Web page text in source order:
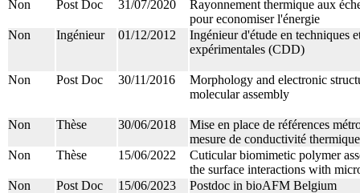
Non
Post Doc 31/07/2020
Rayonnement thermique aux
pour economiser l'énergie
Non
Ingénieur 01/12/2012
Ingénieur d'étude en techniques
expérimentales (CDD)
Non Post Doc 30/11/2016
Morphology and electronic
molecular assembly
Non Thèse 30/06/2018
Mise en place de références
mesure de conductivité
Non
Thèse 15/06/2022
Cuticular biomimetic polymer
the surface interactions with
Non
Post Doc 15/06/2023 Postdoc in bioAFM Belgium